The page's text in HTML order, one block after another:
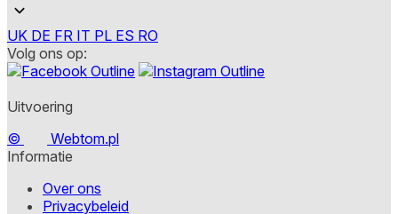
UK DE FR IT PL ES RO
Volg ons op:
Uitvoering
©
Webtom.pl
Informatie
Over ons
Privacybeleid